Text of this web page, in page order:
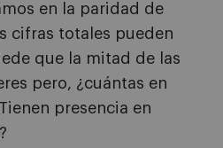
en la paridad de
cifras totales pueden
que la mitad de las
pero, ¿cuántas en
presencia en